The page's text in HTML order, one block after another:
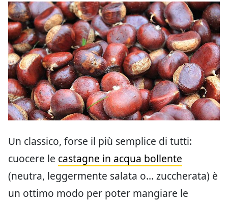
Un classico, forse il più semplice di tutti:
cuocere le castagne in acqua bollente
(neutra, leggermente salata o… zuccherata) è
un ottimo modo per poter mangiare le